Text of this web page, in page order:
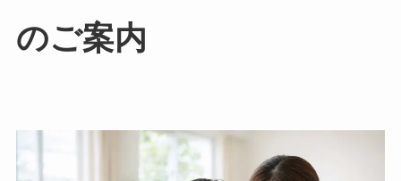
のご案内